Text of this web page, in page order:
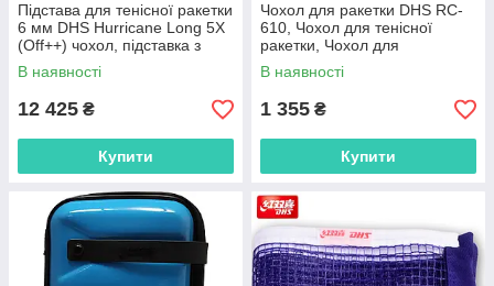
Підстава для тенісної ракетки
6 мм DHS Hurricane Long 5Х
(Off++) чохол, підставка з
чохлом для гри в теніс
В наявності
12 425 ₴
Купити
Чохол для ракетки DHS RC-
610, Чохол для тенісної
ракетки, Чохол для
настільних ракеток, Тенісний
чохол
В наявності
1 355 ₴
Купити